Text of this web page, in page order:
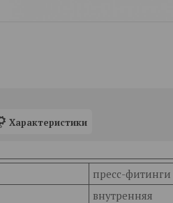
Характеристики
пресс-фитинги
внутренняя